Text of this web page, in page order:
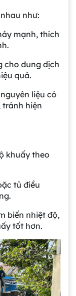
như:
mạnh, thích
cho dung dịch
quả.
liệu có
tránh hiện
khuấy theo
tủ điều
biến nhiệt độ,
tốt hơn.